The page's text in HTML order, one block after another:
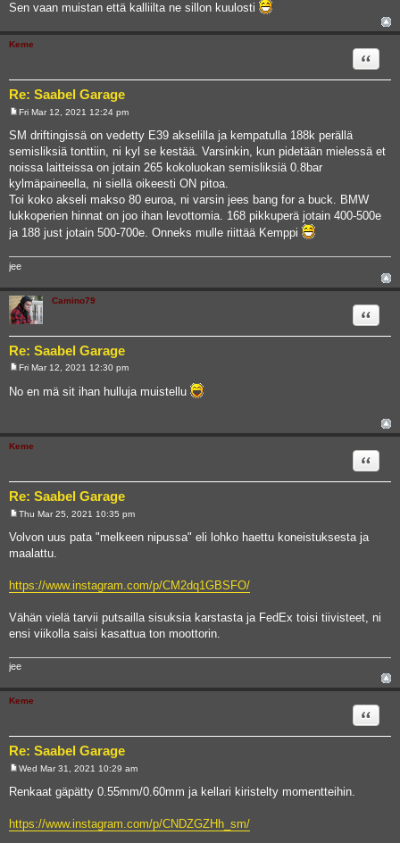
Sen vaan muistan että kalliilta ne sillon kuulosti
Keme
Re: Saabel Garage
Quote
o
s
t
Fri Mar 12, 2021 12:24 pm
SM driftingissä on vedetty E39 akselilla ja kempatulla 188k perällä
semisliksiä tonttiin, ni kyl se kestää. Varsinkin, kun pidetään mielessä et
noissa laitteissa on jotain 265 kokoluokan semisliksiä 0.8bar
kylmäpaineella, ni siellä oikeesti ON pitoa.
Toi koko akseli makso 80 euroa, ni varsin jees bang for a buck. BMW
lukkoperien hinnat on joo ihan levottomia. 168 pikkuperä jotain 400-500e
ja 188 just jotain 500-700e. Onneks mulle riittää Kemppi
jee
Camino79
Re: Saabel Garage
Quote
s
Fri Mar 12, 2021 12:30 pm
No en mä sit ihan hulluja muistellu
Keme
Re: Saabel Garage
Quote
o
s
t
Thu Mar 25, 2021 10:35 pm
Volvon uus pata "melkeen nipussa" eli lohko haettu koneistuksesta ja
maalattu.
https://www.instagram.com/p/CM2dq1GBSFO/
Vähän vielä tarvii putsailla sisuksia karstasta ja FedEx toisi tiivisteet, ni
ensi viikolla saisi kasattua ton moottorin.
jee
Keme
Re: Saabel Garage
Quote
s
Wed Mar 31, 2021 10:29 am
Renkaat gäpätty 0.55mm/0.60mm ja kellari kiristelty momentteihin.
https://www.instagram.com/p/CNDZGZHh_sm/